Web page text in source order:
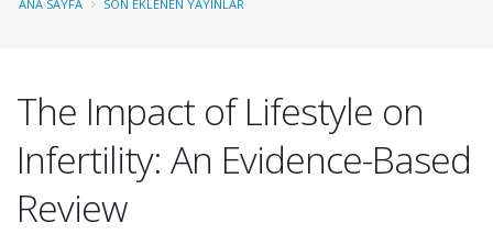
ANA SAYFA SON EKLENEN YAYINLAR
The Impact of Lifestyle on
Infertility: An Evidence-Based
Review